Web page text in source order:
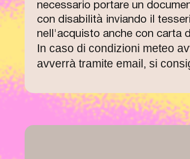
necessario portare un
con disabilità inviando il
nell'acquisto anche con carta
In caso di condizioni meteo
avverrà tramite email, si